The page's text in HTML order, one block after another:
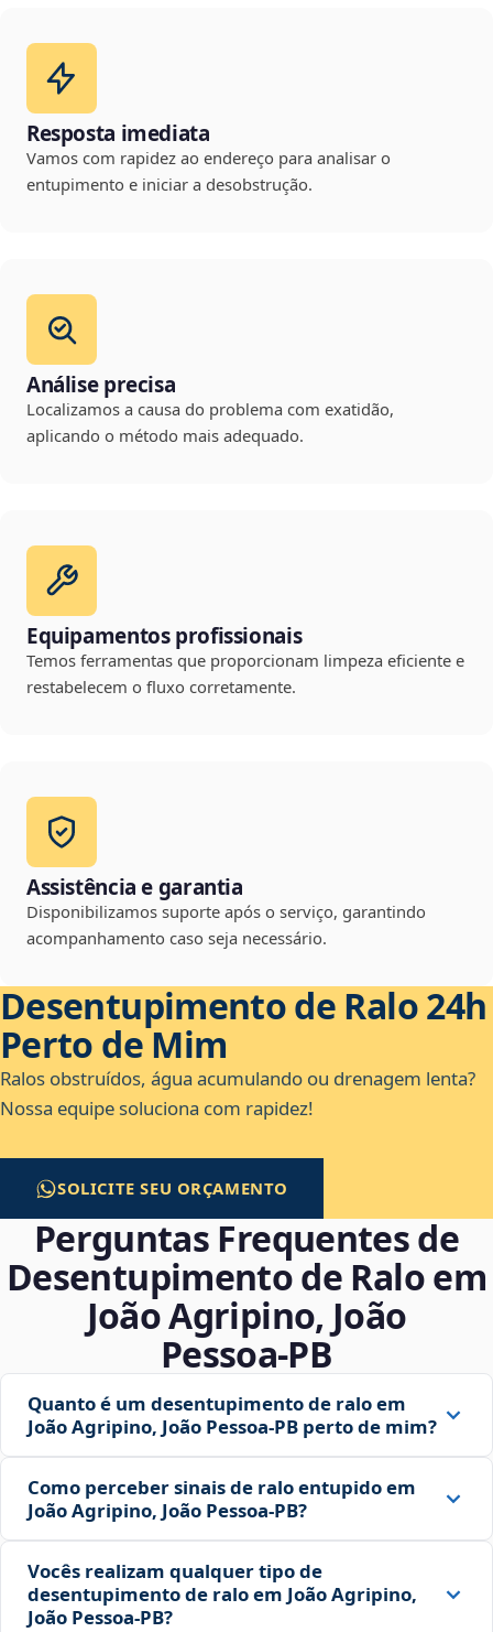
Resposta imediata
Vamos com rapidez ao endereço para analisar o
entupimento e iniciar a desobstrução.
Análise precisa
Localizamos a causa do problema com exatidão,
aplicando o método mais adequado.
Equipamentos profissionais
Temos ferramentas que proporcionam limpeza eficiente e
restabelecem o fluxo corretamente.
Assistência e garantia
Disponibilizamos suporte após o serviço, garantindo
acompanhamento caso seja necessário.
Desentupimento de Ralo 24h
Perto de Mim
Ralos obstruídos, água acumulando ou drenagem lenta?
Nossa equipe soluciona com rapidez!
SOLICITE SEU ORÇAMENTO
Perguntas Frequentes de
Desentupimento de Ralo em
João Agripino, João
Pessoa‑PB
Quanto é um desentupimento de ralo em
João Agripino, João Pessoa‑PB perto de mim?
Como perceber sinais de ralo entupido em
João Agripino, João Pessoa‑PB?
Vocês realizam qualquer tipo de
desentupimento de ralo em João Agripino,
João Pessoa‑PB?